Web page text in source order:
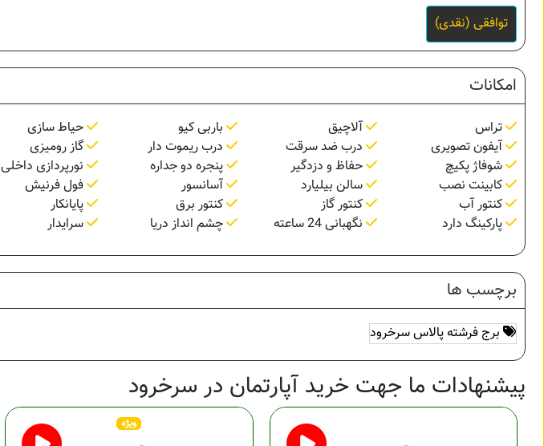
توافقی (نقدی)
امکانات
تراس آلاچیق باربی کیو حیاط سازی
آیفون تصویری
درب ضد سرقت درب ریموت دار گاز رومیزی
شوفاژ پکیچ
حفاظ و دزدگیر پنجره دو جداره نورپردازی داخلی
کابینت نصب
سالن بیلیارد آسانسور فول فرنیش
کنتور آب
کنتور گاز کنتور برق پایانکار
پارکینگ دارد
نگهبانی 24 ساعته چشم انداز دریا سرایدار
برچسب ها
برج فرشته پالاس سرخرود
پیشنهادات ما جهت خرید آپارتمان در سرخرود
ویژه